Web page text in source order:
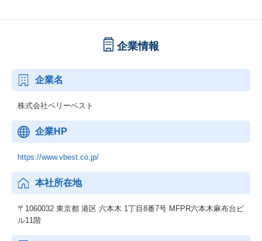
企業情報
企業名
株式会社ベリーベスト
企業HP
https://www.vbest.co.jp/
本社所在地
〒1060032 東京都 港区 六本木 1丁目8番7号 MFPR六本木麻布台ビ
ル11階